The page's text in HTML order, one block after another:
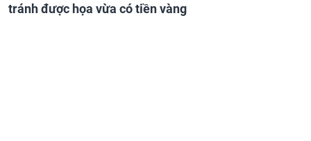
tránh được họa vừa có tiền vàng